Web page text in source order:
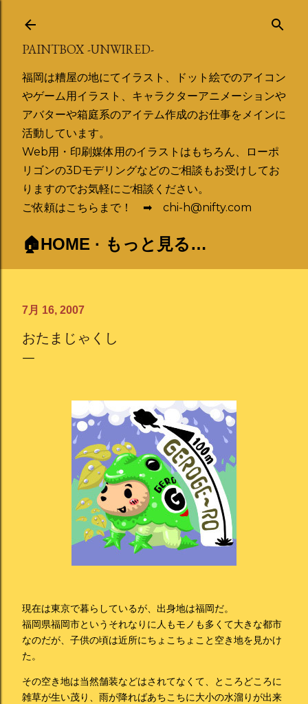
スキップしてメイン コンテンツに移動
PAINTBOX -UNWIRED-
福岡は糟屋の地にてイラスト、ドット絵でのアイコン
やゲーム用イラスト、キャラクターアニメーションや
アバターや箱庭系のアイテム作成のお仕事をメインに
活動しています。
Web用・印刷媒体用のイラストはもちろん、ローポ
リゴンの3Dモデリングなどのご相談もお受けしてお
りますのでお気軽にご相談ください。
ご依頼はこちらまで！ ➡ chi-h@nifty.com
🏠HOME もっと見る…
7月 16, 2007
おたまじゃくし
現在は東京で暮らしているが、出身地は福岡だ。
福岡県福岡市というそれなりに人もモノも多くて大きな都市
なのだが、子供の頃は近所にちょこちょこと空き地を見かけ
た。
その空き地は当然舗装などはされてなくて、ところどころに
雑草が生い茂り、雨が降ればあちこちに大小の水溜りが出来